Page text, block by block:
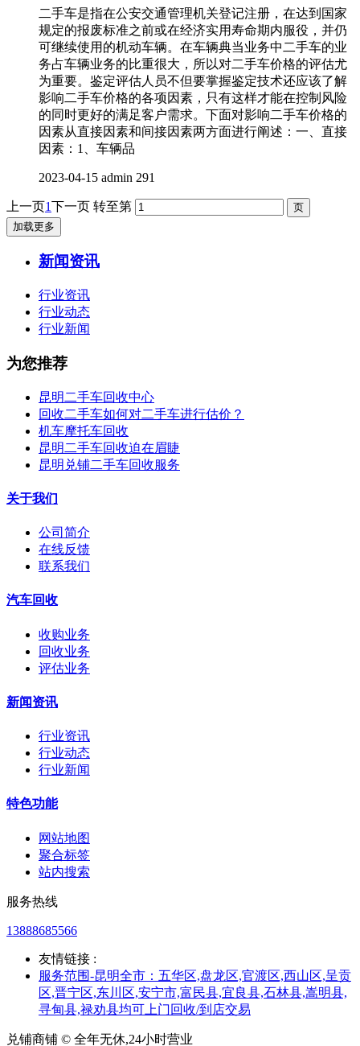
二手车是指在公安交通管理机关登记注册，在达到国家
规定的报废标准之前或在经济实用寿命期内服役，并仍
可继续使用的机动车辆。在车辆典当业务中二手车的业
务占车辆业务的比重很大，所以对二手车价格的评估尤
为重要。鉴定评估人员不但要掌握鉴定技术还应该了解
影响二手车价格的各项因素，只有这样才能在控制风险
的同时更好的满足客户需求。下面对影响二手车价格的
因素从直接因素和间接因素两方面进行阐述：一、直接
因素：1、车辆品
2023-04-15 admin 291
上一页1下一页 转至第
加载更多
新闻资讯
行业资讯
行业动态
行业新闻
为您推荐
昆明二手车回收中心
回收二手车如何对二手车进行估价？
机车摩托车回收
昆明二手车回收迫在眉睫
昆明兑铺二手车回收服务
关于我们
公司简介
在线反馈
联系我们
汽车回收
收购业务
回收业务
评估业务
新闻资讯
行业资讯
行业动态
行业新闻
特色功能
网站地图
聚合标签
站内搜索
服务热线
13888685566
友情链接 :
服务范围-昆明全市：五华区,盘龙区,官渡区,西山区,呈贡
区,晋宁区,东川区,安宁市,富民县,宜良县,石林县,嵩明县,
寻甸县,禄劝县均可上门回收/到店交易
兑铺商铺 © 全年无休,24小时营业